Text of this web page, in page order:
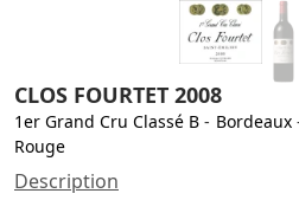
CLOS FOURTET 2008
1er Grand Cru Classé B - Bordeaux
Rouge
Description